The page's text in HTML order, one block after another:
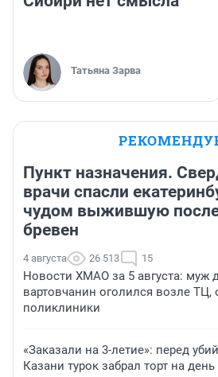
Татьяна Зарва
Пункт назначения.
врачи спасли
чудом выжившую
бревен
4 августа 26 513 15
Новости ХМАО за 5 августа: муж
вартовчанин оголился возле
поликлиники
«Заказали на 3-летие»: перед
Казани турок забрал торт на